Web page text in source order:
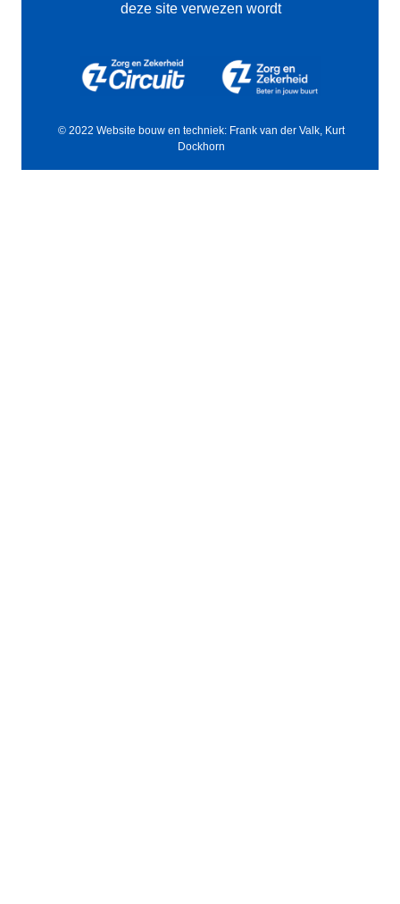
deze site verwezen wordt
© 2022 Website bouw en techniek: Frank van der Valk, Kurt
Dockhorn